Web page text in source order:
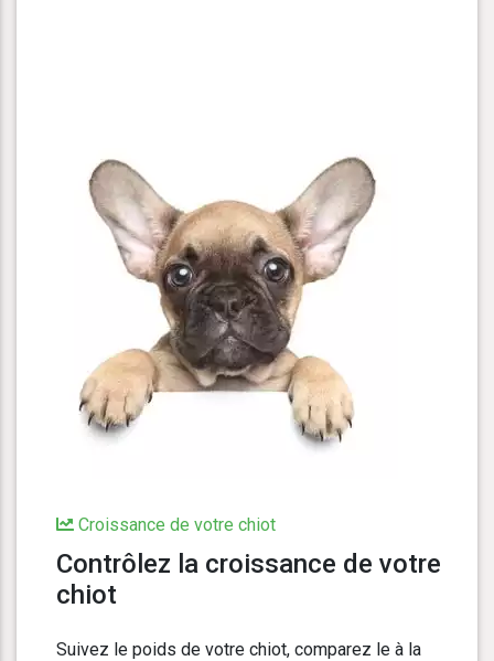
Croissance de votre chiot
Contrôlez la croissance de votre
chiot
Suivez le poids de votre chiot, comparez le à la